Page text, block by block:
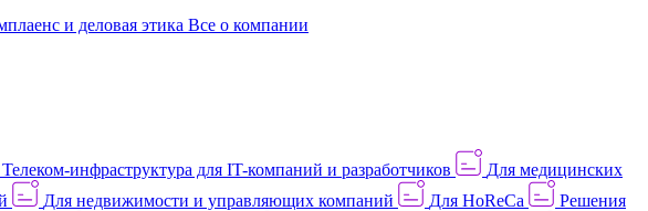
и деловая этика Все о компании
Телеком-инфраструктура для IT-компаний и разработчиков
Для медицинских
Для недвижимости и управляющих компаний Для HoReCa
Решения